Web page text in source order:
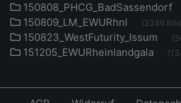
150808_PHCG_BadSassendorf
150809_LM_EWURhnl (3246
150823_WestFuturity_Issum
151205_EWURheinlandgala